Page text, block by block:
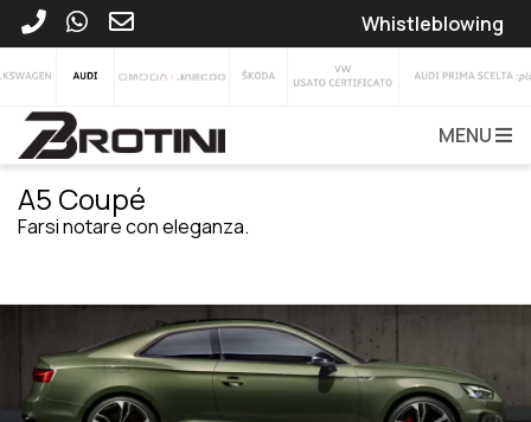
Whistleblowing
MENU
A5 Coupé
Farsi notare con eleganza.